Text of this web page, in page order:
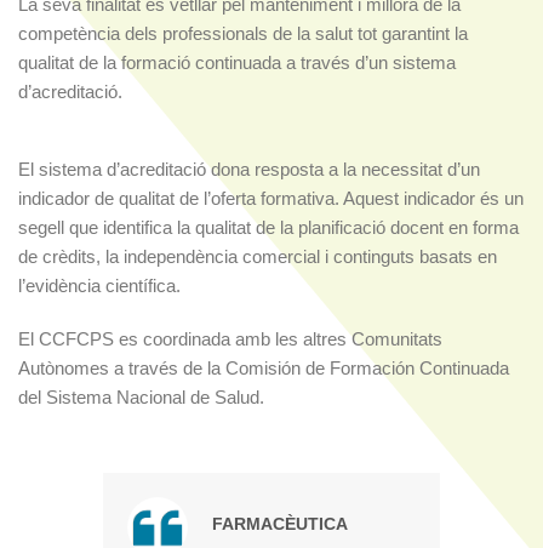
La seva finalitat és vetllar pel manteniment i millora de la
competència dels professionals de la salut tot garantint la
qualitat de la formació continuada a través d’un sistema
d’acreditació.
El sistema d’acreditació dona resposta a la necessitat d’un
indicador de qualitat de l’oferta formativa. Aquest indicador és un
segell que identifica la qualitat de la planificació docent en forma
de crèdits, la independència comercial i continguts basats en
l’evidència científica.
El CCFCPS es coordinada amb les altres Comunitats
Autònomes a través de la Comisión de Formación Continuada
del Sistema Nacional de Salud.
FARMACÈUTICA